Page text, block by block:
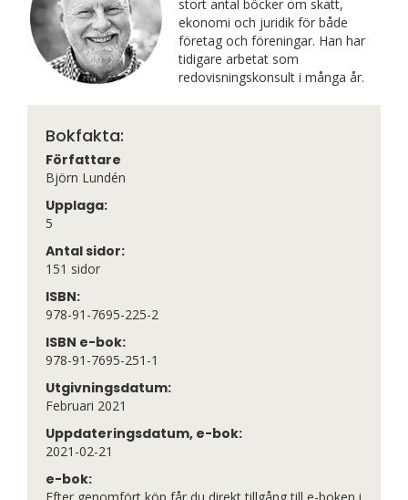
stort antal böcker om skatt,
ekonomi och juridik för både
företag och föreningar. Han har
tidigare arbetat som
redovisningskonsult i många år.
Bokfakta:
Författare
Björn Lundén
Upplaga:
5
Antal sidor:
151 sidor
ISBN:
978-91-7695-225-2
ISBN e-bok:
978-91-7695-251-1
Utgivningsdatum:
Februari 2021
Uppdateringsdatum, e-bok:
2021-02-21
e-bok: